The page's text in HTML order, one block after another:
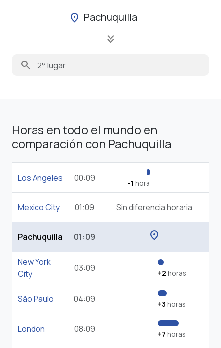
location_on Pachuquilla
keyboard_double_arrow_down
search
Horas en todo el mundo en
comparación con Pachuquilla
Los Angeles 00:09 -1 hora
Mexico City 01:09 Sin diferencia horaria
Pachuquilla 01:09 location_on
New York
City
03:09 +2 horas
São Paulo 04:09 +3 horas
London 08:09 +7 horas